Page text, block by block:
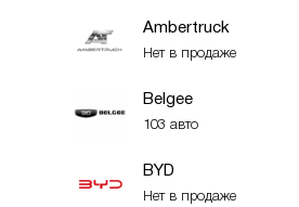
Ambertruck
Нет в продаже
Belgee
103 авто
BYD
Нет в продаже